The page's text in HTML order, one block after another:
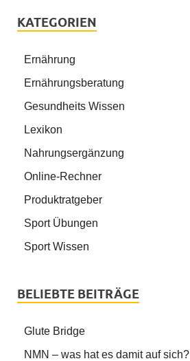
KATEGORIEN
Ernährung
Ernährungsberatung
Gesundheits Wissen
Lexikon
Nahrungsergänzung
Online-Rechner
Produktratgeber
Sport Übungen
Sport Wissen
BELIEBTE BEITRÄGE
Glute Bridge
NMN – was hat es damit auf sich?